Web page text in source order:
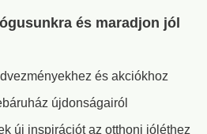
és maradjon jól
és akciókhoz
újdonságairól
új inspirációt az otthoni jóléthez